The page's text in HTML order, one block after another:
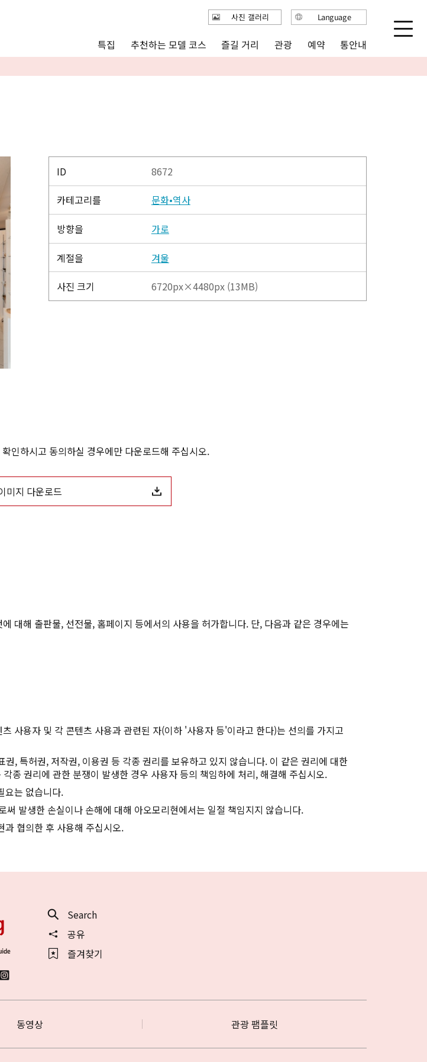
추천하는 모델 코스
관광
简体中文
사진 갤러리
ID 8672
카테고리를 문화•역사
방향을 가로
계절을 겨울
사진 크기 6720px×4480px (13MB)
인하시고 동의하실 경우에만 다운로드해 주십시오.
미지 다운로드
대해 출판물, 선전물, 홈페이지 등에서의 사용을 허가합니다. 단, 다음과 같은 경우에는
사용자 및 각 콘텐츠 사용과 관련된 자(이하 '사용자 등'이라고 한다)는 선의를 가지고
, 특허권, 저작권, 이용권 등 각종 권리를 보유하고 있지 않습니다. 이 같은 권리에 대한
종 권리에 관한 분쟁이 발생한 경우 사용자 등의 책임하에 처리, 해결해 주십시오.
요는 없습니다.
발생한 손실이나 손해에 대해 아오모리현에서는 일절 책임지지 않습니다.
과 협의한 후 사용해 주십시오.
Search
공유
즐겨찾기
동영상 관광 팸플릿
특집 추천하는 모델 코스 즐길 거리 관광 예약 통안내
사진 갤러리 Language
English
简体中文